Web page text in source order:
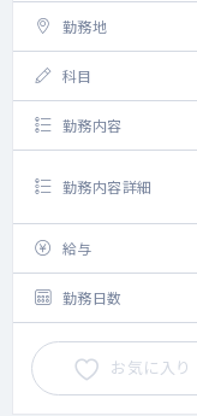
勤務地
科目
勤務内容
勤務内容詳細
給与
勤務日数
お気に入り